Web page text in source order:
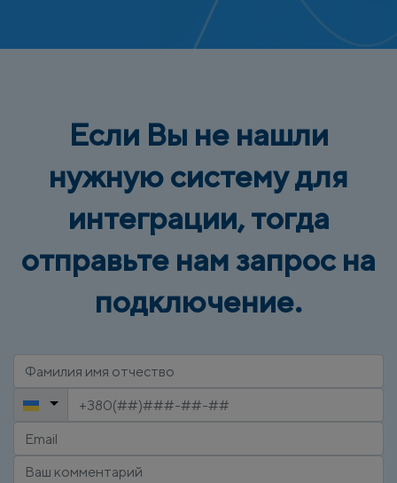
Если Вы не нашли
нужную систему для
интеграции, тогда
отправьте нам запрос на
подключение.